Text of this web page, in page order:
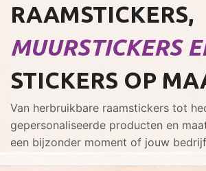
RAAMSTICKERS,
MUURSTICKERS
STICKERS OP
Van herbruikbare raamstickers tot
gepersonaliseerde producten en
een bijzonder moment of jouw